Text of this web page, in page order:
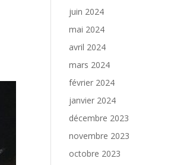
juin 2024
mai 2024
avril 2024
mars 2024
février 2024
janvier 2024
décembre 2023
novembre 2023
octobre 2023